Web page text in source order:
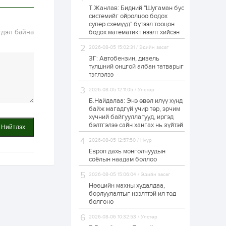
байна
Нийтлэх
Н.Номтойбаяр:
Аймгуудад
тулгамдаж буй
асуудлуудыг долоо
хоног бүр Засгийн
газрын...
1 өдөр 0
УИХ-ын дарга
С.Бямбацогт төрийг
тахих төрийн
тахилгад оролцлоо
1 өдөр 3 0
“Хотын дарга сонсож
байна” 150150 тусгай
дугаарыг
наймдугаар сарын
1 өдөр
“Чингис хаан” олон
улсын нисэх буудал
руу нийтийн тээврийн
автобус 24 цагаар
Т.Жанлав: Бидний "Шугаман бус
системийг ойролцоо бодох
супер схемүүд" бүтээл тооцон
бодох математикт нээлт хийсэн
2026-08-05 15:02:31 / Эдийн засаг
ЗГ: Автобензин, дизель
түлшний онцгой албан татварыг
тэглэлээ
2026-08-05 12:11:05 / Улстөр
Б.Найдалаа: Энэ өвөл илүү хүнд
байж магадгүй учир төр, эрчим
хүчний байгууллагууд, иргэд
бэлтгэлээ сайн хангах нь зүйтэй
2026-08-05 12:57:50 / Нүүр
Европ дахь монголчуудын
соёлын наадам боллоо
2026-08-05 15:06:04 / Эдийн засаг
Нөөцийн махны худалдаа,
борлуулалтыг нээлттэй ил тод
болгоно
2026-08-06 10:32:53 / Улстөр